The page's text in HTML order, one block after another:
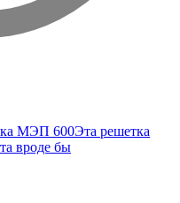
МЭП 600Эта решетка
вроде бы